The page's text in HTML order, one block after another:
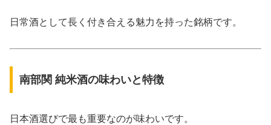
日常酒として長く付き合える魅力を持った銘柄です。
南部関 純米酒の味わいと特徴
日本酒選びで最も重要なのが味わいです。